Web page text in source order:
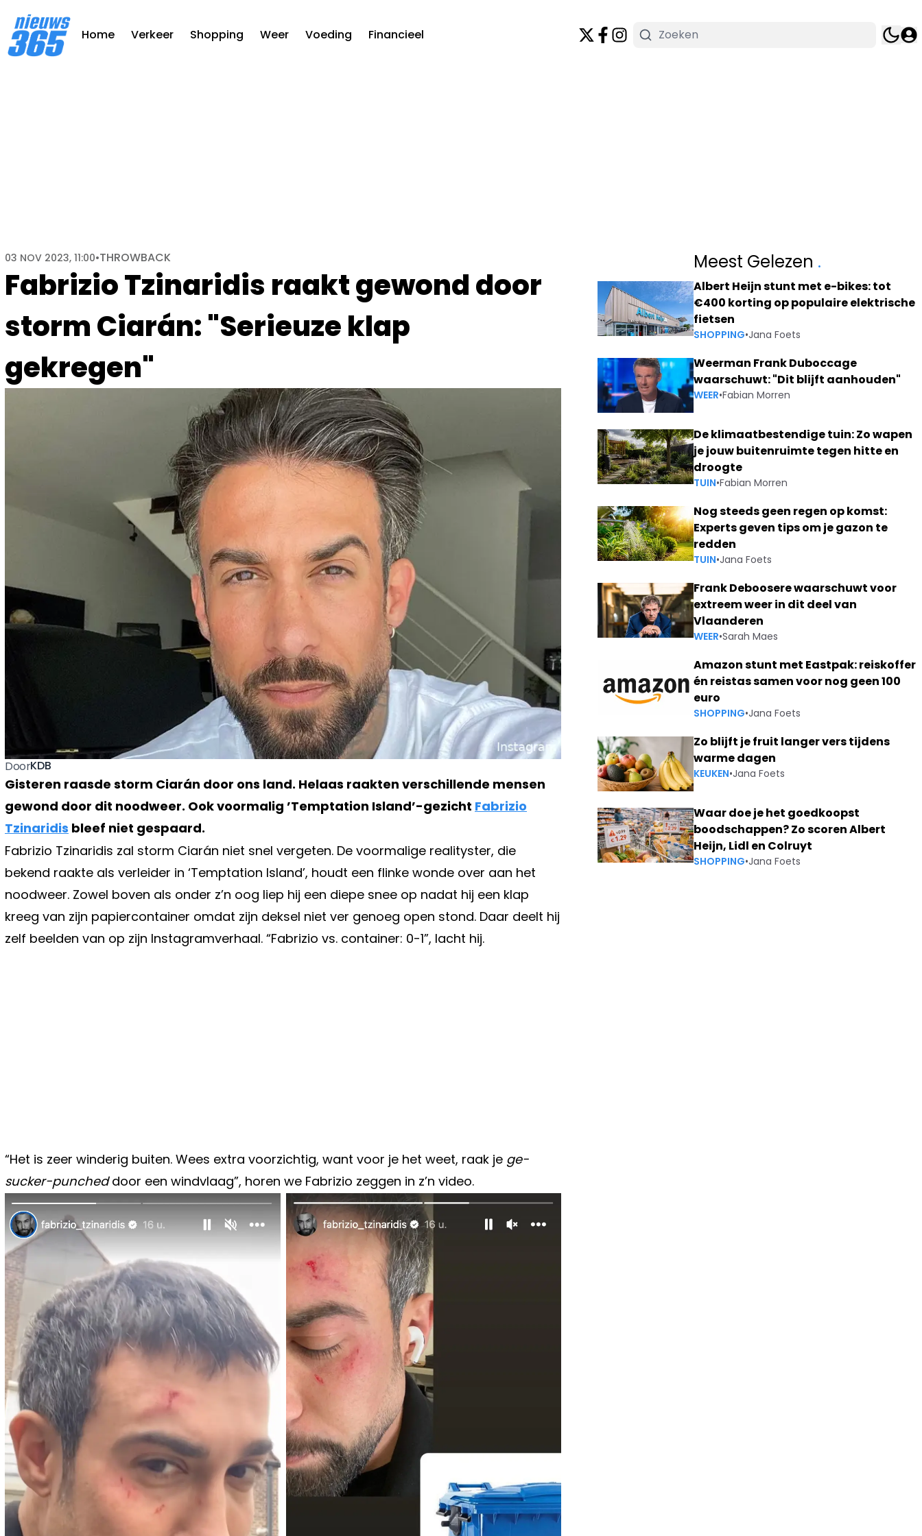
Home Verkeer Shopping Weer Voeding Financieel
Fabrizio Tzinaridis raakt gewond door
storm Ciarán: "Serieuze klap
gekregen"
03 NOV 2023, 11:00•THROWBACK
DoorKDB
Gisteren raasde storm Ciarán door ons land. Helaas raakten verschillende mensen
gewond door dit noodweer. Ook voormalig ’Temptation Island’-gezicht Fabrizio
Tzinaridis bleef niet gespaard.
Fabrizio Tzinaridis zal storm Ciarán niet snel vergeten. De voormalige realityster, die
bekend raakte als verleider in ‘Temptation Island’, houdt een flinke wonde over aan het
noodweer. Zowel boven als onder z’n oog liep hij een diepe snee op nadat hij een klap
kreeg van zijn papiercontainer omdat zijn deksel niet ver genoeg open stond. Daar deelt hij
zelf beelden van op zijn Instagramverhaal. “Fabrizio vs. container: 0-1”, lacht hij.
“Het is zeer winderig buiten. Wees extra voorzichtig, want voor je het weet, raak je ge-
sucker-puncheddoor een windvlaag”, horen we Fabrizio zeggen in z’n video.
Meest Gelezen .
Albert Heijn stunt met e-bikes: tot
€400 korting op populaire elektrische
fietsen
SHOPPING•Jana Foets
Weerman Frank Duboccage
waarschuwt: "Dit blijft aanhouden"
WEER•Fabian Morren
De klimaatbestendige tuin: Zo wapen
je jouw buitenruimte tegen hitte en
droogte
TUIN•Fabian Morren
Nog steeds geen regen op komst:
Experts geven tips om je gazon te
redden
TUIN•Jana Foets
Frank Deboosere waarschuwt voor
extreem weer in dit deel van
Vlaanderen
WEER•Sarah Maes
Amazon stunt met Eastpak: reiskoffer
én reistas samen voor nog geen 100
euro
SHOPPING•Jana Foets
Zo blijft je fruit langer vers tijdens
warme dagen
KEUKEN•Jana Foets
Waar doe je het goedkoopst
boodschappen? Zo scoren Albert
Heijn, Lidl en Colruyt
SHOPPING•Jana Foets